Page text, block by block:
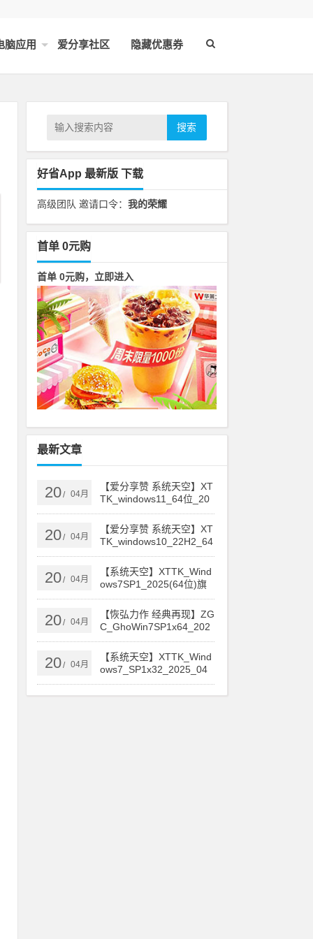
脑应用 爱分享社区 隐藏优惠券
搜索
好省App 最新版 下载
高级团队 邀请口令：我的荣耀
首单 0元购
首单 0元购，立即进入
最新文章
20/ 04月
【爱分享赞 系统天空】XT
TK_windows11_64位_20
25简体中文企业版
20/ 04月
【爱分享赞 系统天空】XT
TK_windows10_22H2_64
位_2025简体中文企业版
20/ 04月
【系统天空】XTTK_Wind
ows7SP1_2025(64位)旗
舰安装版
20/ 04月
【恢弘力作 经典再现】ZG
C_GhoWin7SP1x64_202
5旗舰版
20/ 04月
【系统天空】XTTK_Wind
ows7_SP1x32_2025_04
旗舰安装版